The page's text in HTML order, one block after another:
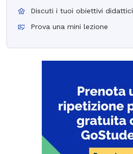
Discuti i tuoi obiettivi didattici
Prova una mini lezione